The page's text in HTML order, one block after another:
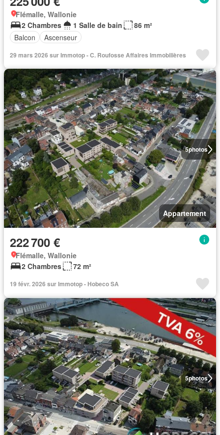
Flémalle, Wallonie
2 Chambres
1 Salle de bain
86 m²
Balcon
Ascenseur
29 mars 2026 sur Immotop - C. Roufosse Affaires Immobilières
5photos
Appartement
222 700 €
Flémalle, Wallonie
2 Chambres
72 m²
19 févr. 2026 sur Immotop - Hobeco SA
5photos